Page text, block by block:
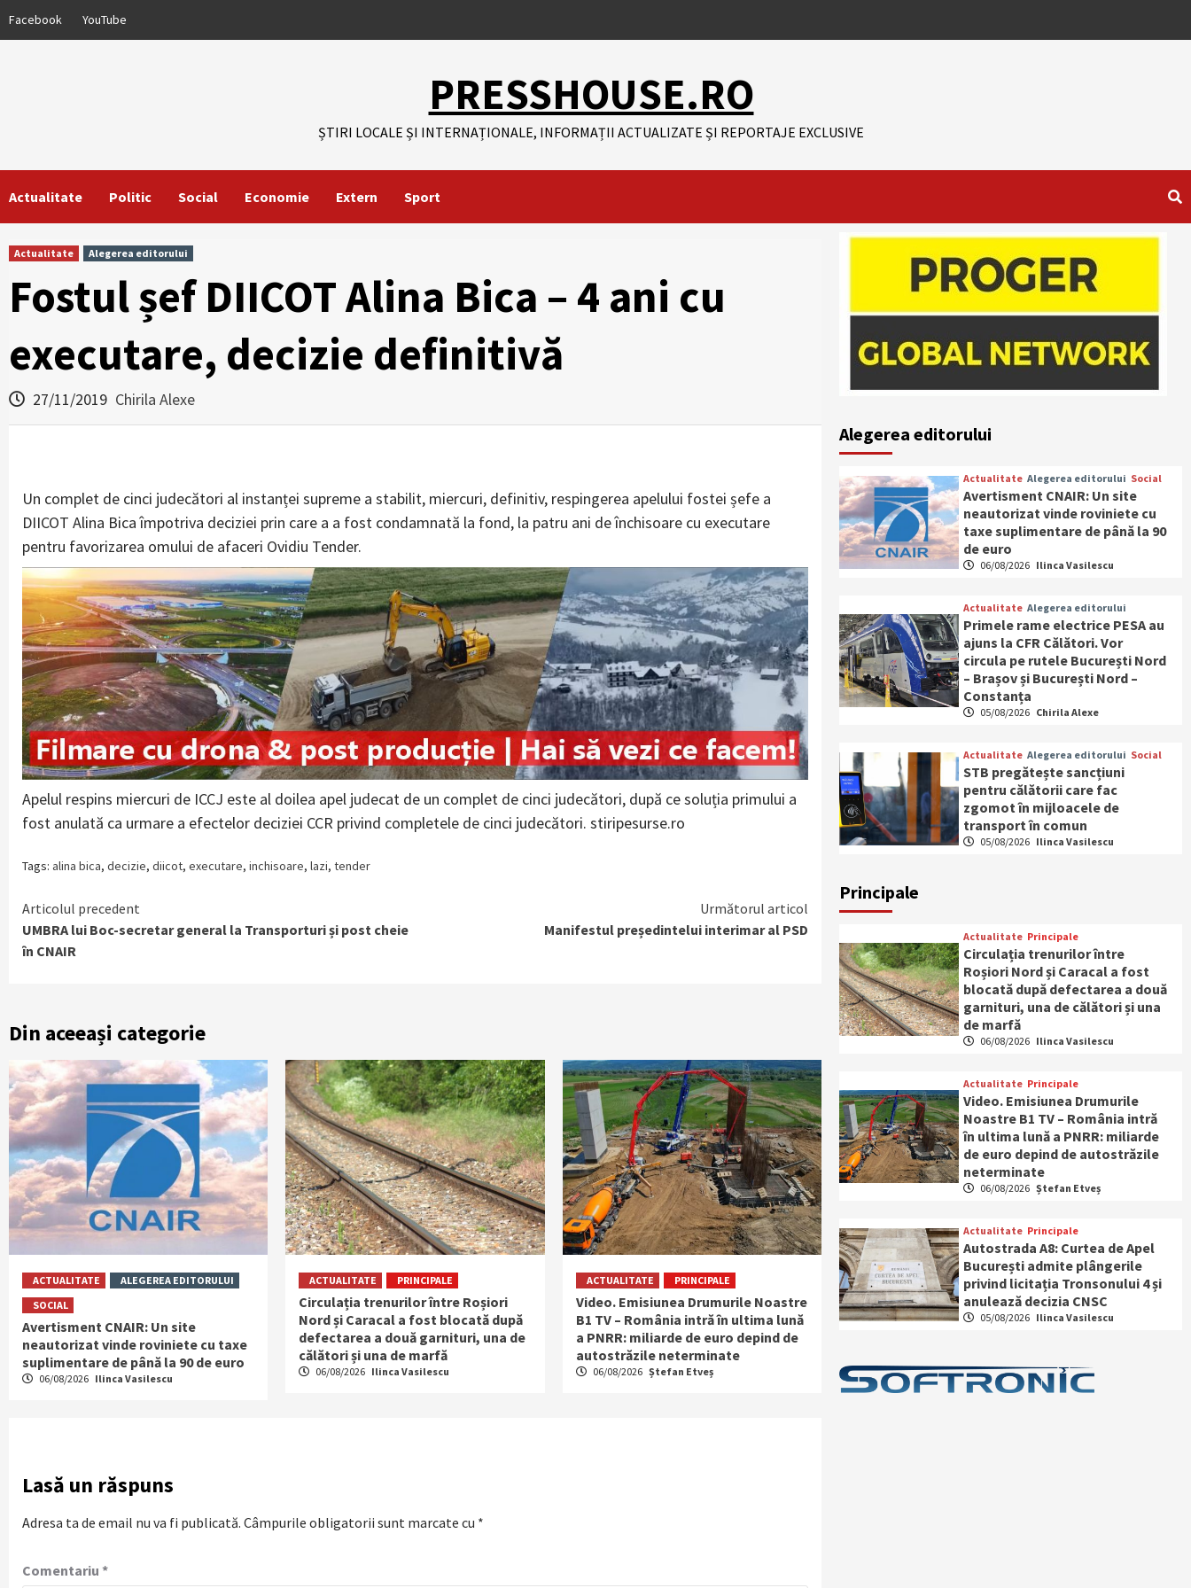
Facebook YouTube
PRESSHOUSE.RO
ȘTIRI LOCALE ȘI INTERNAȚIONALE, INFORMAȚII ACTUALIZATE ȘI REPORTAJE EXCLUSIVE
Actualitate Politic Social Economie Extern Sport
Actualitate Alegerea editorului
Fostul șef DIICOT Alina Bica – 4 ani cu
executare, decizie definitivă
27/11/2019 Chirila Alexe
Un complet de cinci judecători al instanței supreme a stabilit, miercuri, definitiv, respingerea apelului fostei șefe a
DIICOT Alina Bica împotriva deciziei prin care a a fost condamnată la fond, la patru ani de închisoare cu executare
pentru favorizarea omului de afaceri Ovidiu Tender.
Apelul respins miercuri de ICCJ este al doilea apel judecat de un complet de cinci judecători, după ce soluția primului a
fost anulată ca urmare a efectelor deciziei CCR privind completele de cinci judecători. stiripesurse.ro
Tags: alina bica, decizie, diicot, executare, inchisoare, lazi, tender
Continue
Reading
Articolul precedent
UMBRA lui Boc-secretar general la Transporturi și post cheie
în CNAIR
Următorul articol
Manifestul președintelui interimar al PSD
Din aceeași categorie
ACTUALITATE
ALEGEREA EDITORULUI
SOCIAL
Avertisment CNAIR: Un site
neautorizat vinde roviniete cu taxe
suplimentare de până la 90 de euro
06/08/2026 Ilinca Vasilescu
ACTUALITATE PRINCIPALE
Circulația trenurilor între Roșiori
Nord și Caracal a fost blocată după
defectarea a două garnituri, una de
călători și una de marfă
06/08/2026 Ilinca Vasilescu
ACTUALITATE PRINCIPALE
Video. Emisiunea Drumurile Noastre
B1 TV – România intră în ultima lună
a PNRR: miliarde de euro depind de
autostrăzile neterminate
06/08/2026 Ștefan Etveș
Lasă un răspuns
Adresa ta de email nu va fi publicată. Câmpurile obligatorii sunt marcate cu *
Comentariu *
Alegerea editorului
Actualitate Alegerea editorului Social
Avertisment CNAIR: Un site
neautorizat vinde roviniete cu
taxe suplimentare de până la 90
de euro
06/08/2026 Ilinca Vasilescu
Actualitate Alegerea editorului
Primele rame electrice PESA au
ajuns la CFR Călători. Vor
circula pe rutele București Nord
– Brașov și București Nord –
Constanța
05/08/2026 Chirila Alexe
Actualitate Alegerea editorului Social
STB pregătește sancțiuni
pentru călătorii care fac
zgomot în mijloacele de
transport în comun
05/08/2026 Ilinca Vasilescu
Principale
Actualitate Principale
Circulația trenurilor între
Roșiori Nord și Caracal a fost
blocată după defectarea a două
garnituri, una de călători și una
de marfă
06/08/2026 Ilinca Vasilescu
Actualitate Principale
Video. Emisiunea Drumurile
Noastre B1 TV – România intră
în ultima lună a PNRR: miliarde
de euro depind de autostrăzile
neterminate
06/08/2026 Ștefan Etveș
Actualitate Principale
Autostrada A8: Curtea de Apel
București admite plângerile
privind licitația Tronsonului 4 și
anulează decizia CNSC
05/08/2026 Ilinca Vasilescu